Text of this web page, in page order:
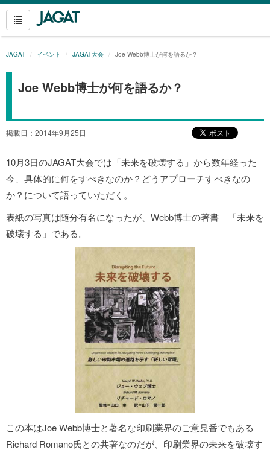
JAGAT イベント JAGAT大会 Joe Webb博士が何を語るか？
Joe Webb博士が何を語るか？
掲載日：2014年9月25日
10月3日のJAGAT大会では「未来を破壊する」から数年経った
今、具体的に何をすべきなのか？どうアプローチすべきなの
か？について語っていただく。
表紙の写真は随分有名になったが、Webb博士の著書 「未来を
破壊する」である。
この本はJoe Webb博士と著名な印刷業界のご意見番でもある
Richard Romano氏との共著なのだが、印刷業界の未来を破壊す